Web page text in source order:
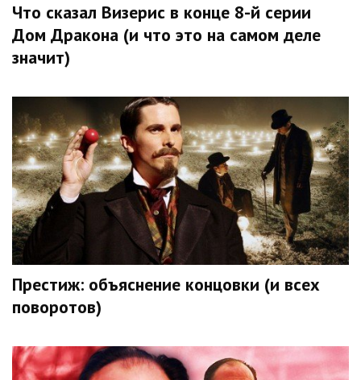
Что сказал Визерис в конце 8-й серии
Дом Дракона (и что это на самом деле
значит)
Престиж: объяснение концовки (и всех
поворотов)